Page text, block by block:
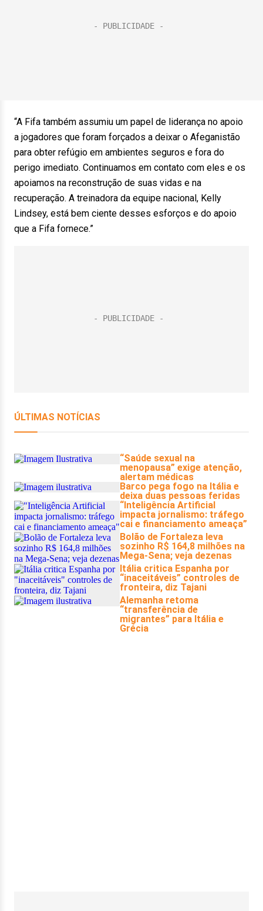
“A Fifa também assumiu um papel de liderança no apoio
a jogadores que foram forçados a deixar o Afeganistão
para obter refúgio em ambientes seguros e fora do
perigo imediato. Continuamos em contato com eles e os
apoiamos na reconstrução de suas vidas e na
recuperação. A treinadora da equipe nacional, Kelly
Lindsey, está bem ciente desses esforços e do apoio
que a Fifa fornece.”